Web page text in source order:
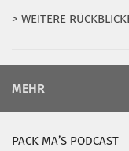
> WEITERE
MEHR
PACK MA’S PODCAST